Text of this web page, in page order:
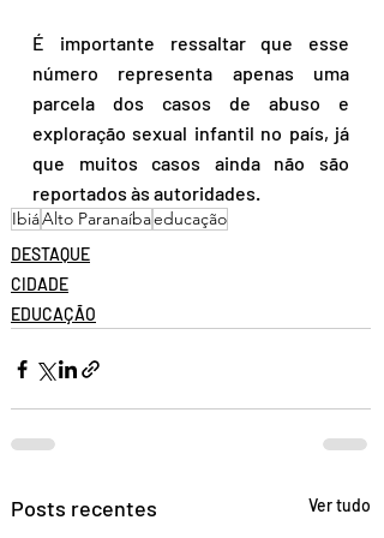
É importante ressaltar que esse
número representa apenas uma
parcela dos casos de abuso e
exploração sexual infantil no país, já
que muitos casos ainda não são
reportados às autoridades.
IbiáAlto Paranaíbaeducação
DESTAQUE
CIDADE
EDUCAÇÃO
Posts recentes Ver tudo